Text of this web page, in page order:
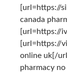
[url=https://
canada
[url=https://
[url=https://
online uk[/
pharmacy